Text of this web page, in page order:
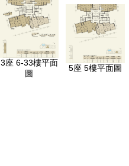
3座 6-33樓平面
圖
5座 5樓平面圖